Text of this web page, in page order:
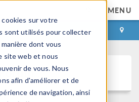
sur votre
sont utilisés pour collecter
dont vous
site web et nous
de vous. Nous
afin d'améliorer et de
de navigation, ainsi
MENU
CONNEXION CONTACT